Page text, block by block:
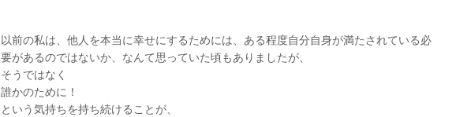
以前の私は、他人を本当に幸せにするためには、ある程度自分自身が満たされている必
要があるのではないか、なんて思っていた頃もありましたが、
そうではなく
誰かのために！
という気持ちを持ち続けることが、